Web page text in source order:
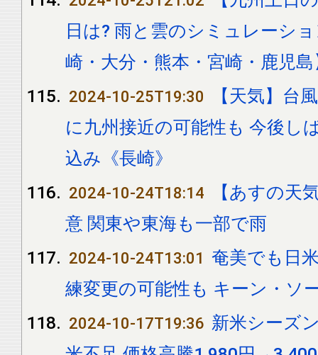
日は? 雨と雲のシミュレーシ
崎・大分・熊本・宮崎・鹿児島
2024-10-25T19:30
【天気】台
に九州接近の可能性も 今後し
込み《長崎》
2024-10-24T18:14
【あすの天
意 関東や東海も一部で雨
2024-10-24T13:01 奄美でも日
練変更の可能性も キーン・ソ
2024-10-17T19:36 新米シーズ